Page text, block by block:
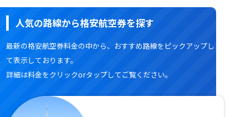
人気の路線から格安航空券を探す
最新の格安航空券料金の中から、おすすめ路線をピックアップし
て表示しております。
詳細は料金をクリックorタップしてご覧ください。